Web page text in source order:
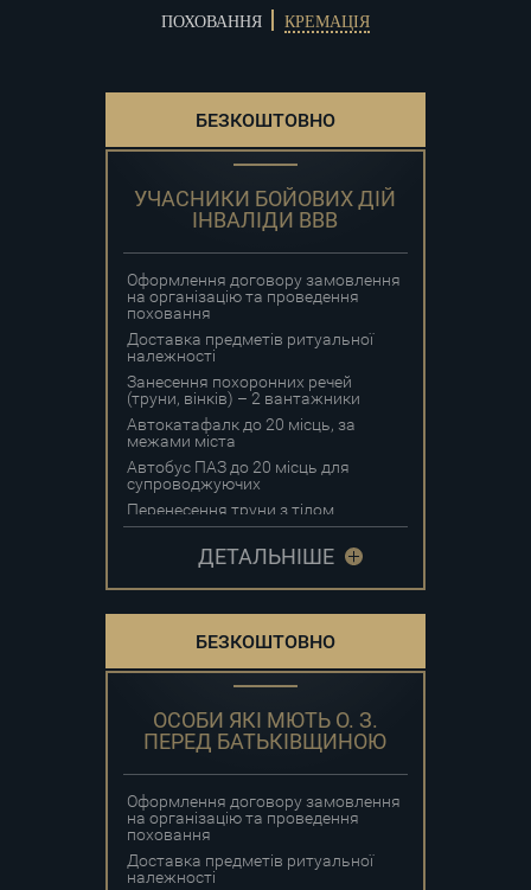
ПОХОВАННЯ КРЕМАЦІЯ
БЕЗКОШТОВНО
УЧАСНИКИ БОЙОВИХ ДІЙ
ІНВАЛІДИ ВВВ
Оформлення договору замовлення
на організацію та проведення
поховання
Доставка предметів ритуальної
належності
Занесення похоронних речей
(труни, вінків) – 2 вантажники
Автокатафалк до 20 місць, за
межами міста
Автобус ПАЗ до 20 місць для
супроводжуючих
Перенесення труни з тілом
померлого (до будинку, до
квартири, моргу до місця
поховання та проведення
панахиди
учасників бойових дій та інвалідів
війни, а також осіб, які мають
особливі заслуги перед
Батьківщиною, довжиною 2,0 – 2,1
Копка могилив грунті І групи
довжиною понад 1,5 м
Вінок поховальний для
вшанування пам”яті учасників
бойових дій та інвалідів війни, а
також осіб, які мають особливі
ДЕТАЛЬНІШЕ
БЕЗКОШТОВНО
ОСОБИ ЯКІ МЮТЬ О. З.
ПЕРЕД БАТЬКІВЩИНОЮ
Оформлення договору замовлення
на організацію та проведення
поховання
Доставка предметів ритуальної
належності